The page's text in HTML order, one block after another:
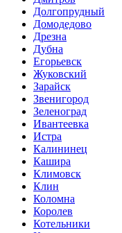
Долгопрудный
Домодедово
Дрезна
Дубна
Егорьевск
Жуковский
Зарайск
Звенигород
Зеленоград
Ивантеевка
Истра
Калининец
Кашира
Климовск
Клин
Коломна
Королев
Котельники